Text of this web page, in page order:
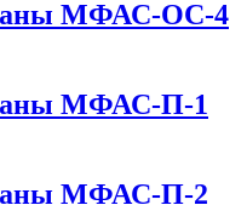
МФАС-ОС-4
МФАС-П-1
МФАС-П-2